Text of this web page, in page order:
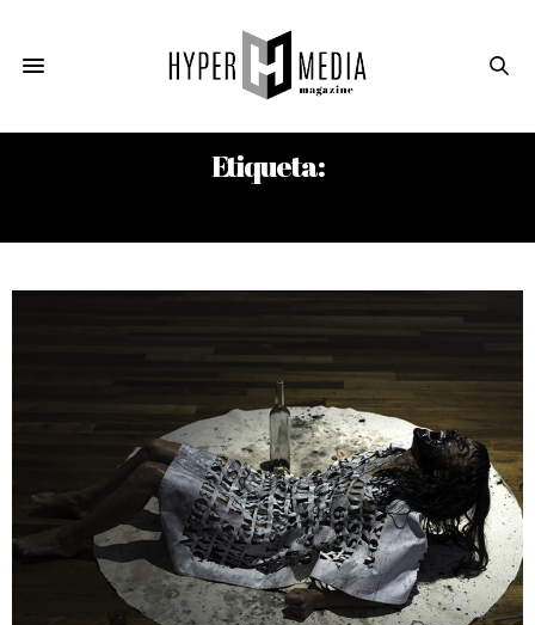
Etiqueta: